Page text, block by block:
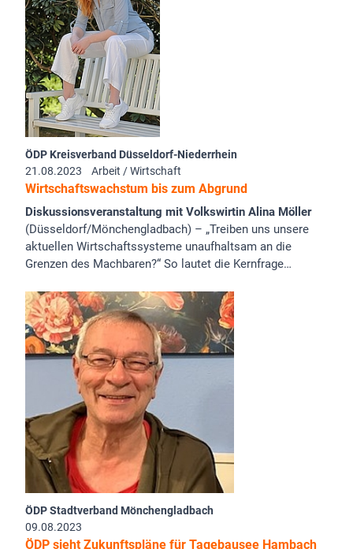
ÖDP Kreisverband Düsseldorf-Niederrhein
21.08.2023
Arbeit / Wirtschaft
Wirtschaftswachstum bis zum Abgrund
Diskussionsveranstaltung mit Volkswirtin Alina Möller
(Düsseldorf/Mönchengladbach) – „Treiben uns unsere
aktuellen Wirtschaftssysteme unaufhaltsam an die
Grenzen des Machbaren?“ So lautet die Kernfrage…
ÖDP Stadtverband Mönchengladbach
09.08.2023
ÖDP sieht Zukunftspläne für Tagebausee Hambach